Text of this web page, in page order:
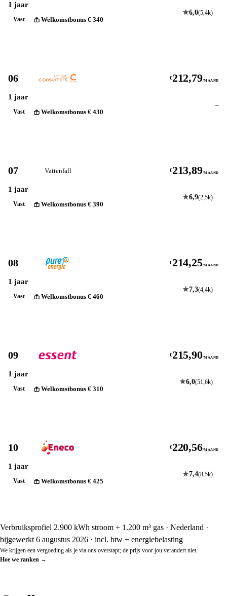
1 jaar
Vast Welkomstbonus € 340
★6,0(5,4k)
06
1 jaar
Vast Welkomstbonus € 430
–
€212,79/MAAND
07 Vattenfall
1 jaar
Vast Welkomstbonus € 390
★6,9(2,5k)
€213,89/MAAND
08
1 jaar
Vast Welkomstbonus € 460
★7,3(4,4k)
€214,25/MAAND
09
1 jaar
Vast Welkomstbonus € 310
★6,0(51,6k)
€215,90/MAAND
10
1 jaar
Vast Welkomstbonus € 425
★7,4(8,5k)
€220,56/MAAND
Verbruiksprofiel 2.900 kWh stroom + 1.200 m³ gas · Nederland ·
bijgewerkt 6 augustus 2026 · incl. btw + energiebelasting
We krijgen een vergoeding als je via ons overstapt; de prijs voor jou verandert niet.
Hoe we ranken →